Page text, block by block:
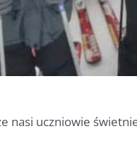
nasi uczniowie